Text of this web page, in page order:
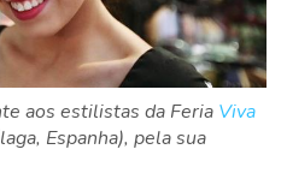
aos estilistas da Feria Viva
Espanha), pela sua